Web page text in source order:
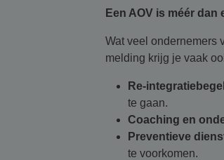
Een AOV is méér dan
Wat veel ondernemers
melding krijg je vaak
Re-
te gaan.
Coaching en
Preventieve
te voorkomen.